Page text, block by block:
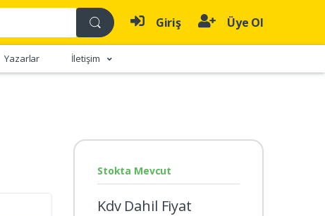
Giriş Üye Ol
Yazarlar İletişim
Stokta Mevcut
Kdv Dahil Fiyat